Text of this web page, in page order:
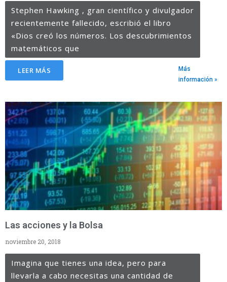
Stephen Hawking , gran científico y divulgador
recientemente fallecido, escribió el libro
«Dios creó los números. Los descubrimientos
matemáticos que
LEER MÁS
Más
información »
Las acciones y la Bolsa
noviembre 20, 2018
Imagina que tienes una idea, pero para
llevarla a cabo necesitas una cantidad de